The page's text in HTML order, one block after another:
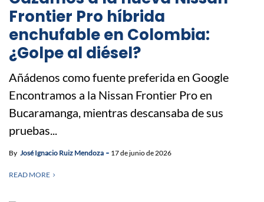
Frontier Pro híbrida
enchufable en Colombia:
¿Golpe al diésel?
Añádenos como fuente preferida en Google
Encontramos a la Nissan Frontier Pro en
Bucaramanga, mientras descansaba de sus
pruebas...
By José Ignacio Ruiz Mendoza 17 de junio de 2026
READ MORE